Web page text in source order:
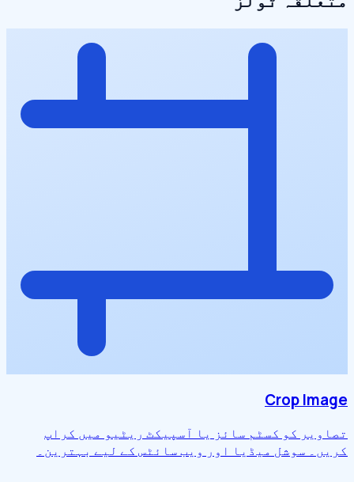
Crop Image
تصاویر کو کسٹم سائز یا آسپیکٹ ریٹیو میں کراپ
کریں۔ سوشل میڈیا اور ویب سائٹس کے لیے بہترین۔